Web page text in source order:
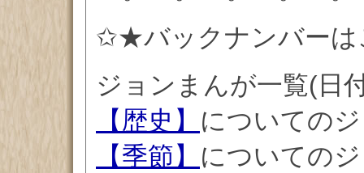
✩★バックナンバー
ジョンまんが一覧(日
【歴史】 についての
【季節】 についての